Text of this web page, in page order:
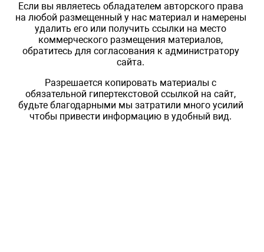
Если вы являетесь обладателем авторского права
на любой размещенный у нас материал и намерены
удалить его или получить ссылки на место
коммерческого размещения материалов,
обратитесь для согласования к администратору
сайта.
Разрешается копировать материалы с
обязательной гипертекстовой ссылкой на сайт,
будьте благодарными мы затратили много усилий
чтобы привести информацию в удобный вид.